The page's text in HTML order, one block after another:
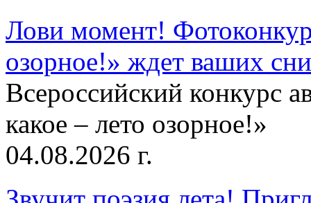
Лови момент!
озорное!» ждет ваших
Всероссийский конкурс
какое – лето озорное!»
04.08.2026 г.